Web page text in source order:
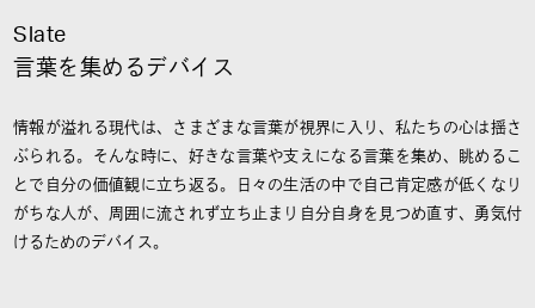
Slate
言葉を集めるデバイス
情報が溢れる現代は、さまざまな言葉が視界に入り、私たちの心は揺さ
ぶられる。そんな時に、好きな言葉や支えになる言葉を集め、眺めるこ
とで自分の価値観に立ち返る。日々の生活の中で自己肯定感が低くなり
がちな人が、周囲に流されず立ち止まり自分自身を見つめ直す、勇気付
けるためのデバイス。